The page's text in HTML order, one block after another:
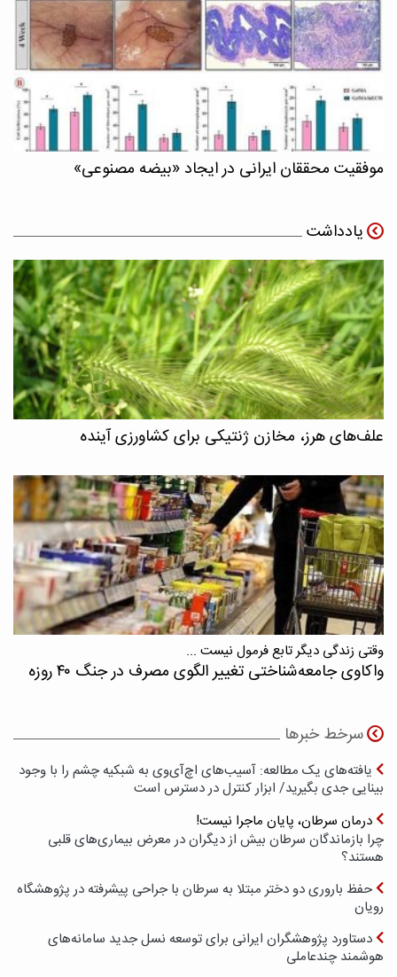
موفقیت محققان ایرانی در ایجاد «بیضه مصنوعی»
یادداشت
علف‌های هرز، مخازن ژنتیکی برای کشاورزی آینده
وقتی زندگی دیگر تابع فرمول نیست ...
واکاوی جامعه‌شناختی تغییر الگوی مصرف در جنگ ۴۰ روزه
سرخط خبرها
یافته‌های یک مطالعه: آسیب‌های اچ‌آی‌وی به شبکیه چشم را با وجود
بینایی جدی بگیرید/ ابزار کنترل در دسترس است
درمان سرطان، پایان ماجرا نیست!
چرا بازماندگان سرطان بیش از دیگران در معرض بیماری‌های قلبی
هستند؟
حفظ باروری دو دختر مبتلا به سرطان با جراحی پیشرفته در پژوهشگاه
رویان
دستاورد پژوهشگران ایرانی برای توسعه نسل جدید سامانه‌های
هوشمند چندعاملی